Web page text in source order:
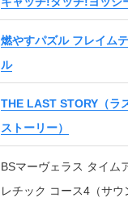
燃やすパズル フレイム
ル
THE LAST STORY（ラ
ストーリー）
BSマーヴェラス タイム
レチック コース4（サウ